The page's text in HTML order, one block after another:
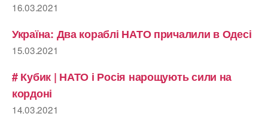
16.03.2021
Україна: Два кораблі НАТО причалили в Одесі
15.03.2021
# Кубик | НАТО і Росія нарощують сили на
кордоні
14.03.2021